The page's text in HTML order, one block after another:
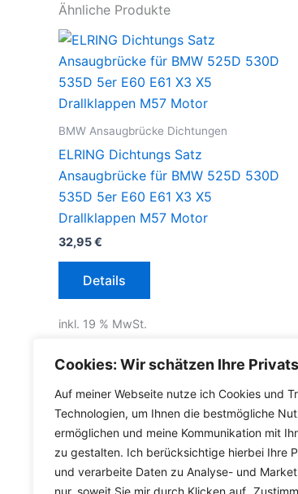
Cookies: Wir schätzen Ihre
Auf meiner Webseite nutze ich Cookies und
Technologien, um Ihnen die bestmögliche
ermöglichen und meine Kommunikation mit
zu gestalten. Ich berücksichtige hierbei Ihre
und verarbeite Daten zu Analyse- und
nur, soweit Sie mir durch Klicken auf
Ähnliche Produkte
BMW Ansaugbrücke Dichtungen
ELRING Dichtungs Satz
Ansaugbrücke für BMW 525D 530D
535D 5er E60 E61 X3 X5
Drallklappen M57 Motor
32,95€
Details
inkl. 19 % MwSt.
inkl. Versandkosten für Deutschland
Lieferzeit Deutschland:2-3 Werktage